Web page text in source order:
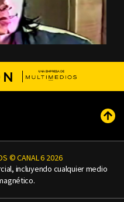
© CANAL 6 2026
incluyendo cualquier medio